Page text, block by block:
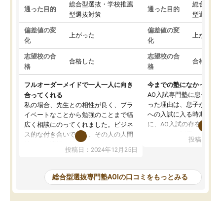
通った目的
総合型選抜・学校推薦
型選抜対策
偏差値の変
化
上がった
志望校の合
格
合格した
フルオーダーメイドで一人一人に向き
合ってくれる
私の場合、先生との相性が良く、プラ
イベートなことから勉強のことまで幅
広く相談にのってくれました。ビジネ
ス的な付き合いでなく、その人の人間
性までを適切に把握し、むきあってい
るなぁと強く感じることできました。
と相談すると、他の先生も紹介してく
ださり、客観的なアドバイスもいただ
くことができました（志望理由・自己
投稿日：2024年12月25日
通った目的
総合型選
型選抜対
偏差値の変
化
上がった
志望校の合
格
合格した
今までの塾になかった
AO入試専門塾に息子を
った理由は、息子が高校
への入試に入る時期に差
に、AO入試の存在を息
たことから、AOIに入塾
で、AO入試を改めて知
それに対しての具体的な
ことでした。更に子供の
投稿日：
総合型選抜専門塾AOIの口コミをもっとみる